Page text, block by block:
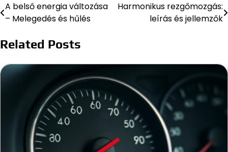
Bejegyzés
navigáció
A belső energia változása
– Melegedés és hűlés
Harmonikus rezgőmozgás:
leírás és jellemzők
Related Posts